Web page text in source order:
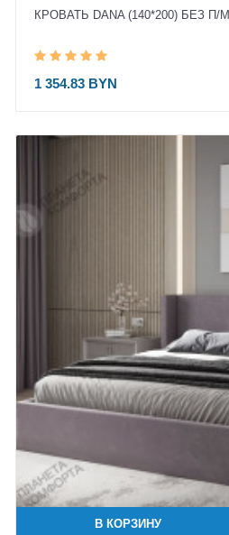
КРОВАТЬ DANA (140*200) БЕЗ П/М
1 354.83 BYN
В КОРЗИНУ